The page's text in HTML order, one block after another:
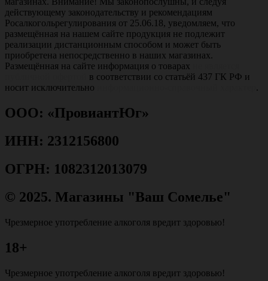
действующему законодательству и рекомендациям
Росалкогольрегулирования от 25.06.18, уведомляем, что
размещённая на нашем сайте продукция не подлежит
реализации дистанционным способом и может быть
приобретена непосредственно в наших магазинах.
Размещённая на сайте информация о товарах
в соответствии со статьёй 437 ГК РФ и
носит исключительно
.
ООО: «ПровиантЮг»
ИНН: 2312156800
ОГРН: 1082312013079
© 2025. Магазины "Ваш Сомелье"
Чрезмерное употребление алкоголя вредит здоровью!
18+
Чрезмерное употребление алкоголя вредит здоровью!